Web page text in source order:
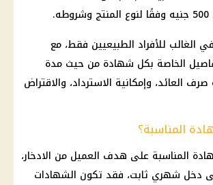
الغالب للأفراد الطبيعيين فقط، مع
الخاصة بكل شهادة من حيث مدة
العائد، وإمكانية الاسترداد، والاقتراض
المناسبة؟
المناسبة على هدف العميل من الادخار،
دخل شهري ثابت، فقد تكون الشهادات